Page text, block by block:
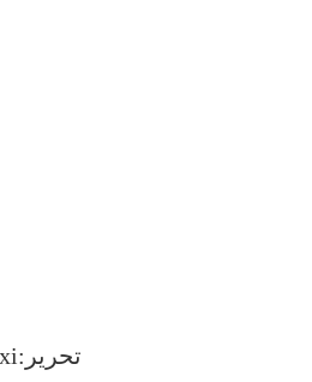
تحرير:wubuxi | مصدر:Xinhua